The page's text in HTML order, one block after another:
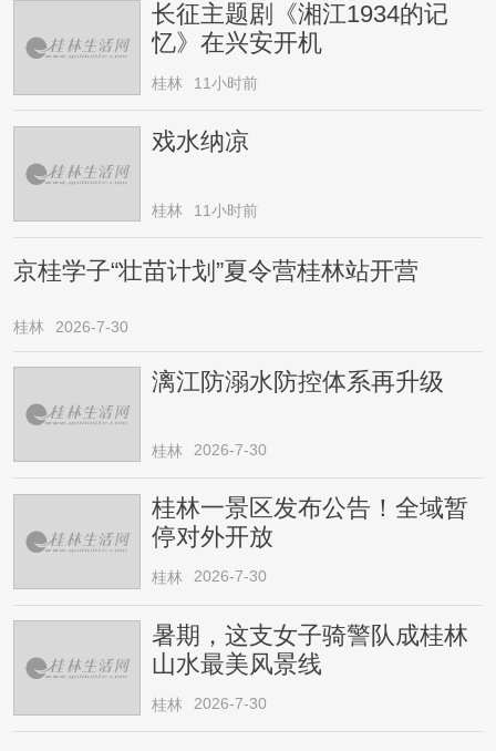
长征主题剧《湘江1934的记
忆》在兴安开机
桂林 11小时前
戏水纳凉
桂林 11小时前
京桂学子“壮苗计划”夏令营桂林站开营
桂林 2026-7-30
漓江防溺水防控体系再升级
桂林 2026-7-30
桂林一景区发布公告！全域暂
停对外开放
桂林 2026-7-30
暑期，这支女子骑警队成桂林
山水最美风景线
桂林 2026-7-30